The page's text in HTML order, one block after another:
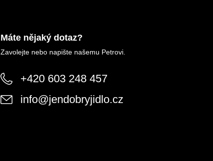
Máte nějaký dotaz?
Zavolejte nebo napište našemu Petrovi.
+420 603 248 457
info@jendobryjidlo.cz